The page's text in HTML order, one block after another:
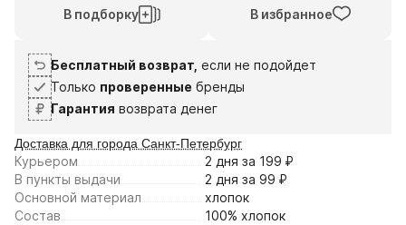
В подборку В избранное
Бесплатный возврат, если не подойдет
Только проверенные бренды
Гарантия возврата денег
Доставка для города Санкт-Петербург
Курьером 2 дня за 199⁠ ⁠₽
В пункты выдачи
2 дня за 99⁠ ⁠₽
Основной материал
хлопок
Состав
100% хлопок